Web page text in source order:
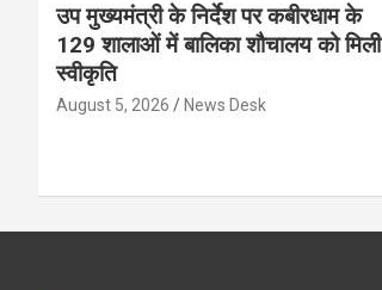
उप मुख्यमंत्री के निर्देश पर कबीरधाम के
129 शालाओं में बालिका शौचालय को मिली
स्वीकृति
August 5, 2026 News Desk